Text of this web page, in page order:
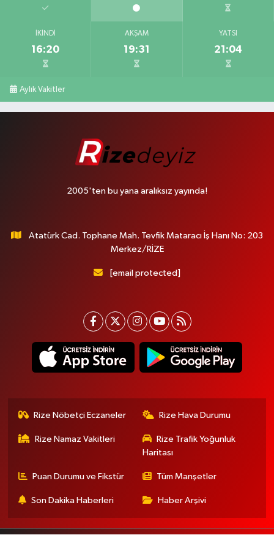
İKINDI
16:20
AKŞAM
19:31
YATSI
21:04
Aylık Vakitler
2005'ten bu yana aralıksız yayında!
Atatürk Cad. Tophane Mah. Tevfik Mataracı İş Hanı No: 203
Merkez/RİZE
[email protected]
Rize Nöbetçi Eczaneler Rize Hava Durumu
Rize Namaz Vakitleri
Rize Trafik Yoğunluk
Haritası
Puan Durumu ve Fikstür Tüm Manşetler
Son Dakika Haberleri Haber Arşivi